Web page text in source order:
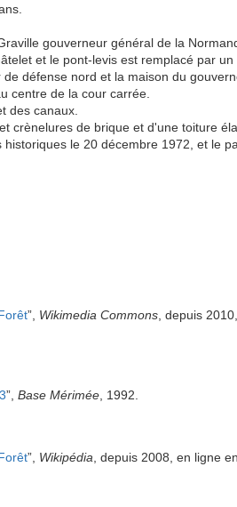
gouverneur général de la
et le pont-levis est remplacé par un
défense nord et la maison du
centre de la cour carrée.
des canaux.
crènelures de brique et d'une toiture
le 20 décembre 1972, et le
”, Wikimedia Commons, depuis
”, Base Mérimée, 1992.
”, Wikipédia, depuis 2008, en ligne